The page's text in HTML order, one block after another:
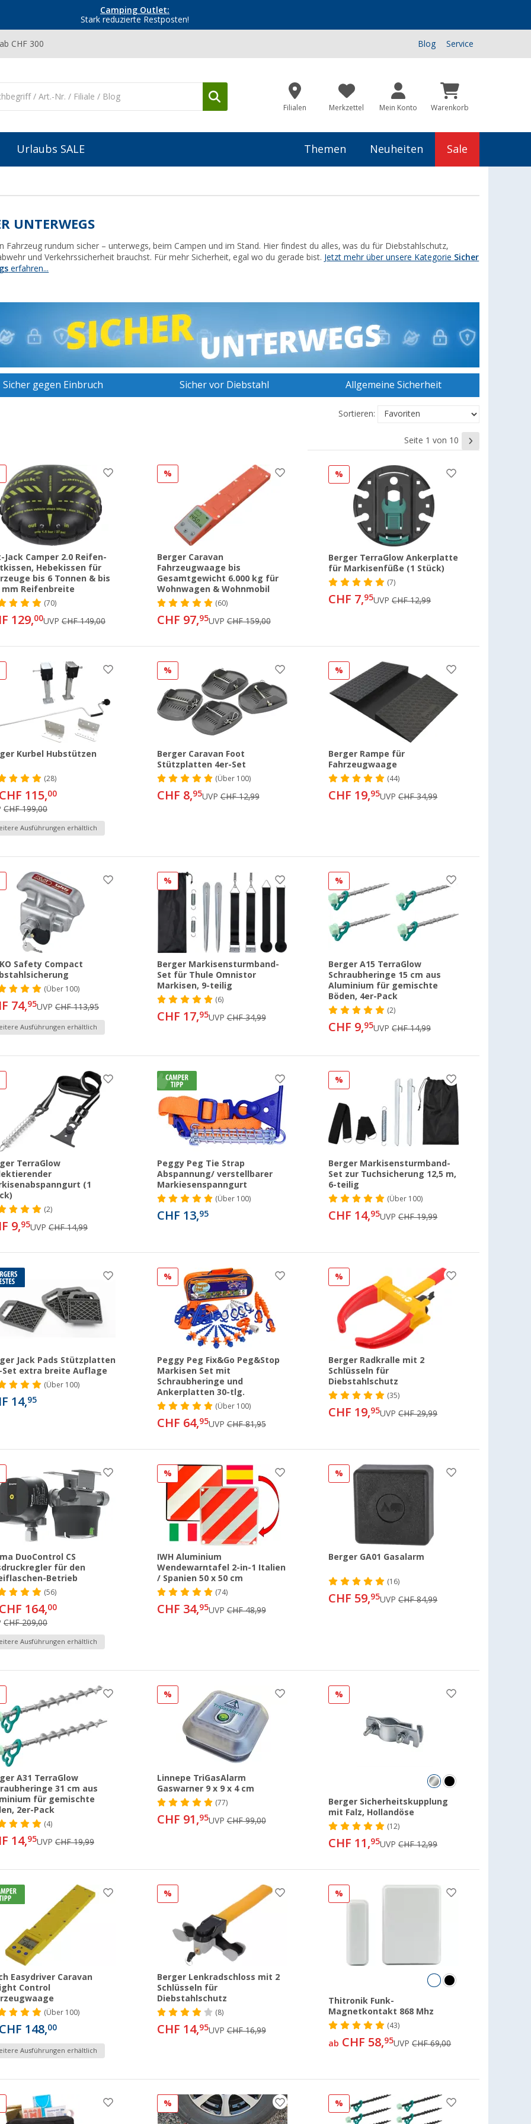
Camping Outlet:
Stark reduzierte Restposten!
CHF 300 Blog Service
Filialen Merkzettel Mein Konto Warenkorb
Urlaubs SALE Themen Neuheiten Sale
UNTERWEGS
Fahrzeug rundum sicher – unterwegs, beim Campen und im Stand. Hier findest du alles, was du für Diebstahlschutz,
und Verkehrssicherheit brauchst. Für mehr Sicherheit, egal wo du gerade bist. Jetzt mehr über unsere Kategorie Sicher
erfahren...
Sicher gegen Einbruch Sicher vor Diebstahl Allgemeine Sicherheit
Sortieren:
Seite 1 von 10
Jack Camper 2.0 Reifen-
Hebekissen für
bis 6 Tonnen & bis
mm Reifenbreite
(70)
129,00UVPCHF 149,00
%
Berger Caravan
Fahrzeugwaage bis
Gesamtgewicht 6.000 kg für
Wohnwagen & Wohnmobil
(60)
CHF 97,95UVPCHF 159,00
%
Berger TerraGlow Ankerplatte
für Markisenfüße (1 Stück)
(7)
CHF 7,95UVPCHF 12,99
Kurbel Hubstützen
(28)
CHF 115,00
CHF 199,00
Ausführungen erhältlich
%
Berger Caravan Foot
Stützplatten 4er-Set
(Über 100)
CHF 8,95UVPCHF 12,99
%
Berger Rampe für
Fahrzeugwaage
(44)
CHF 19,95UVPCHF 34,99
Safety Compact
(Über100)
74,95UVPCHF 113,95
Ausführungen erhältlich
%
Berger Markisensturmband-
Set für Thule Omnistor
Markisen, 9-teilig
(6)
CHF 17,95UVPCHF 34,99
%
Berger A15 TerraGlow
Schraubheringe 15 cm aus
Aluminium für gemischte
Böden, 4er-Pack
(2)
CHF 9,95UVPCHF 14,99
TerraGlow
(1
(2)
9,95UVPCHF 14,99
Peggy Peg Tie Strap
Abspannung/ verstellbarer
Markiesenspanngurt
(Über 100)
CHF 13,95
%
Berger Markisensturmband-
Set zur Tuchsicherung 12,5 m,
6-teilig
(Über100)
CHF 14,95UVPCHF 19,99
Jack Pads Stützplatten
Set extra breite Auflage
(Über100)
14,95
%
Peggy Peg Fix&Go Peg&Stop
Markisen Set mit
Schraubheringe und
Ankerplatten 30-tlg.
(Über 100)
CHF 64,95UVPCHF 81,95
%
Berger Radkralle mit 2
Schlüsseln für
Diebstahlschutz
(35)
CHF 19,95UVPCHF 29,99
DuoControl CS
für den
Betrieb
(56)
CHF 164,00
CHF 209,00
Ausführungen erhältlich
%
IWH Aluminium
Wendewarntafel 2-in-1 Italien
/ Spanien 50 x 50 cm
(74)
CHF 34,95UVPCHF 48,99
%
Berger GA01 Gasalarm
(16)
CHF 59,95UVPCHF 84,99
A31 TerraGlow
31 cm aus
für gemischte
2er-Pack
(4)
14,95UVPCHF 19,99
%
Linnepe TriGasAlarm
Gaswarner 9 x 9 x 4 cm
(77)
CHF 91,95UVPCHF 99,00
%
Berger Sicherheitskupplung
mit Falz, Hollandöse
(12)
CHF 11,95UVPCHF 12,99
Easydriver Caravan
Control
(Über100)
CHF 148,00
Ausführungen erhältlich
%
Berger Lenkradschloss mit 2
Schlüsseln für
Diebstahlschutz
(8)
CHF 14,95UVPCHF 16,99
%
Thitronik Funk-
Magnetkontakt 868 Mhz
(43)
ab CHF 58,95UVPCHF 69,00
% %